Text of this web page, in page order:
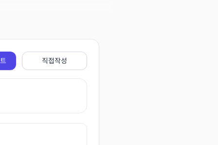
직접작성